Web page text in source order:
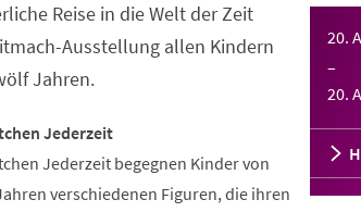
20.
–
20.
Reise in die Welt der Zeit
Ausstellung allen Kindern
Jahren.
Jederzeit
Jederzeit begegnen Kinder von
verschiedenen Figuren, die ihren